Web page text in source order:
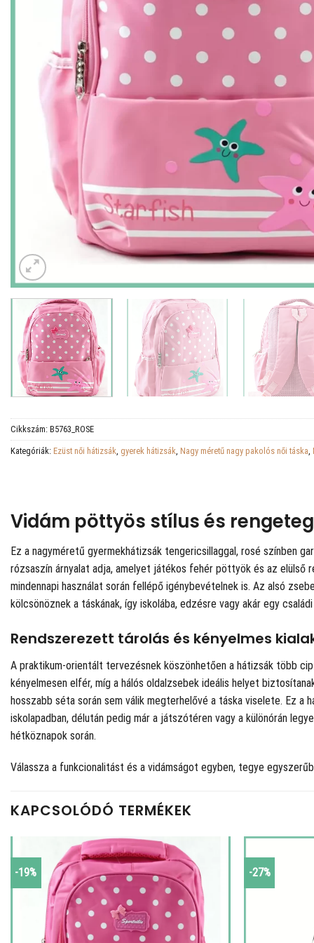
Cikkszám: B5763_ROSE
Kategóriák: Ezüst női hátizsák, gyerek hátizsák, Nagy méretű nagy pakolós női táska,
Vidám pöttyös stílus és
Ez a nagyméretű gyermekhátizsák tengericsillaggal, rosé színben
rózsaszín árnyalat adja, amelyet játékos fehér pöttyök és az
mindennapi használat során fellépő igénybevételnek is. Az alsó
kölcsönöznek a táskának, így iskolába, edzésre vagy akár egy
Rendszerezett tárolás és kényelmes
A praktikum-orientált tervezésnek köszönhetően a hátizsák több
kényelmesen elfér, míg a hálós oldalzsebek ideális helyet
hosszabb séta során sem válik megterhelővé a táska viselete. Ez a
iskolapadban, délután pedig már a játszótéren vagy a különórán
hétköznapok során.
Válassza a funkcionalitást és a vidámságot egyben, tegye
KAPCSOLÓDÓ TERMÉKEK
-19% -27%